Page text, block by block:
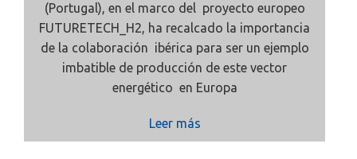
(Portugal), en el marco del proyecto europeo
FUTURETECH_H2, ha recalcado la importancia
de la colaboración ibérica para ser un ejemplo
imbatible de producción de este vector
energético en Europa
Leer más